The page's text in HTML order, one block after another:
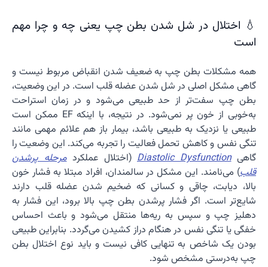
💧 اختلال در شل شدن بطن چپ یعنی چه و چرا مهم
است
همه مشکلات بطن چپ به ضعیف شدن انقباض مربوط نیست و
گاهی مشکل اصلی در شل شدن عضله قلب است. در این وضعیت،
بطن چپ سفت‌تر از حد طبیعی می‌شود و در زمان استراحت
به‌خوبی از خون پر نمی‌شود. در نتیجه، با اینکه EF ممکن است
طبیعی یا نزدیک به طبیعی باشد، بیمار باز هم علائم مهمی مانند
تنگی نفس و کاهش تحمل فعالیت را تجربه می‌کند. این وضعیت را
گاهیDiastolic Dysfunction (اختلال عملکردمرحله پرشدن
قلب) می‌نامند. این مشکل در سالمندان، افراد مبتلا به فشار خون
بالا، دیابت، چاقی و کسانی که ضخیم شدن عضله قلب دارند
شایع‌تر است. اگر فشار پرشدن بطن چپ بالا برود، این فشار به
دهلیز چپ و سپس به ریه‌ها منتقل می‌شود و باعث احساس
خفگی یا تنگی نفس در هنگام دراز کشیدن می‌گردد. بنابراین طبیعی
بودن یک شاخص به تنهایی کافی نیست و باید نوع اختلال بطن
چپ به‌درستی مشخص شود.